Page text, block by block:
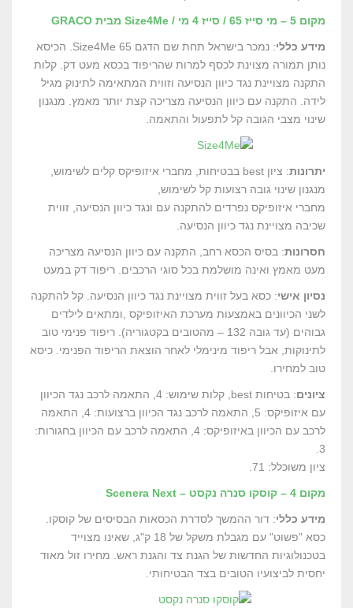
מקום 5 – מי סייז 65 / סייז 4 מי / Size4Me מבית GRACO
מידע כללי
: נמכר בישראל תחת שם הדגם Size4Me 65. הכיסא
נותן תמורה מצוינת לכסף למרות שהריפוד בכסא מעט דק. קלות
התקנה מצויינת נגד כיוון הנסיעה וזווית המתאימה לתינוק מגיל
לידה. התקנה עם כיוון הנסיעה מצריכה קצת יותר מאמץ. מנגנון
שינוי מצבי הגובה קל לתפעול והתאמה.
יתרונות
: ציון best בבטיחות, מחברי איזופיקס קלים לשימוש,
מנגנון שינוי גובה רצועות קל לשימוש,
מחברי איזופיקס נפרדים להתקנה עם ונגד כיוון הנסיעה, זווית
שכיבה מצויינת נגד כיוון הנסיעה.
חסרונות: בסיס הכסא רחב, התקנה עם כיוון הנסיעה מצריכה
מעט מאמץ ואינה מושלמת בכל סוגי הרכבים. ריפוד דק במעט
נסיון אישי: כסא בעל זווית מצויינת נגד כיוון הנסיעה. קל להתקנה
לשני הכיוונים באמצעות מערכת האיזופיקס ,ומתאים לילדים
גבוהים (עד גובה 132 – מהטובים בקטגוריה). ריפוד פנימי טוב
לתינוקות, אבל ריפוד מינימלי לאחר הוצאת הריפוד הפנימי. כיסא
טוב למחירו.
ציונים
: בטיחות best, קלות שימוש: 4, התאמה לרכב נגד הכיוון
עם איזופיקס: 5, התאמה לרכב נגד הכיוון ברצועות: 4, התאמה
לרכב עם הכיוון באיזופיקס: 4, התאמה לרכב עם הכיוון בחגורות:
3.
ציון משוכלל: 71.
מקום 4 – קוסקו סנרה נקסט – Scenera Next
מידע כללי: דור ההמשך לסדרת הכסאות הבסיסים של קוסקו.
כסא "פשוט" עם מגבלת משקל של 18 ק"ג, שאינו מצוייד
בטכנולוגיות החדשות של הגנת צד והגנת ראש. מחירו זול מאוד
יחסית לביצועיו הטובים בצד הבטיחותי.